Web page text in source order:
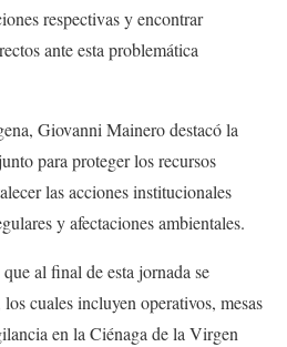
respectivas y encontrar
ante esta problemática
Giovanni Mainero destacó la
para proteger los recursos
las acciones institucionales
y afectaciones ambientales.
al final de esta jornada se
cuales incluyen operativos, mesas
en la Ciénaga de la Virgen